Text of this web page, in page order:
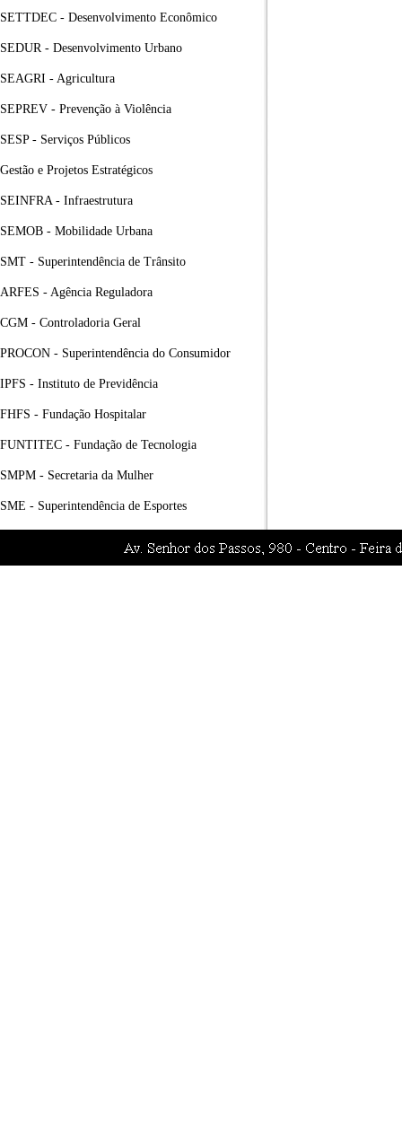
SETTDEC - Desenvolvimento Econômico
SEDUR - Desenvolvimento Urbano
SEAGRI - Agricultura
SEPREV - Prevenção à Violência
SESP - Serviços Públicos
Gestão e Projetos Estratégicos
SEINFRA - Infraestrutura
SEMOB - Mobilidade Urbana
SMT - Superintendência de Trânsito
ARFES - Agência Reguladora
CGM - Controladoria Geral
PROCON - Superintendência do Consumidor
IPFS - Instituto de Previdência
FHFS - Fundação Hospitalar
FUNTITEC - Fundação de Tecnologia
SMPM - Secretaria da Mulher
SME - Superintendência de Esportes